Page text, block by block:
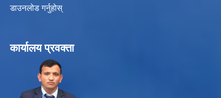
डाउनलोड गर्नुहोस्
कार्यालय प्रवक्ता